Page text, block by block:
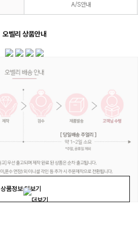
상품정보 더보기
A/S안내
오벨리 상품안내